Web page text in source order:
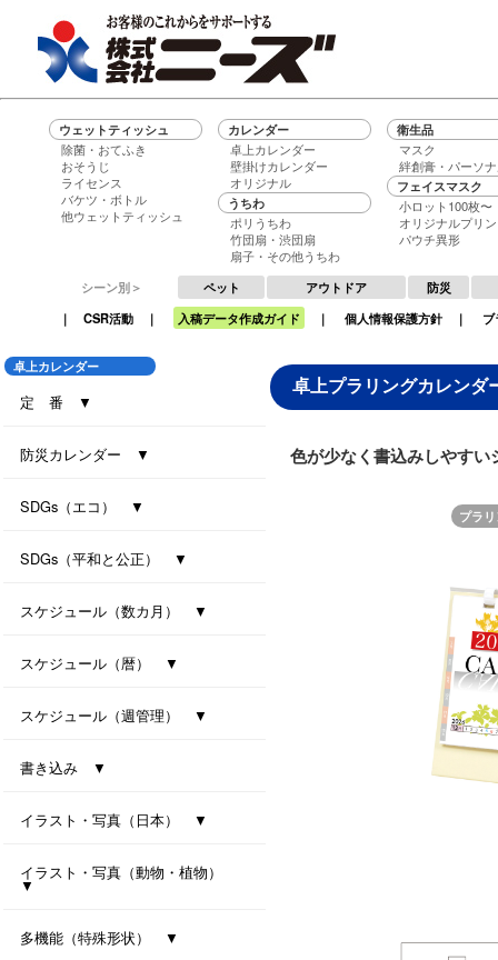
ウェットティッシュ
除菌・おてふき
おそうじ
ライセンス
バケツ・ボトル
他ウェットティッシュ
カレンダー
卓上カレンダー
壁掛けカレンダー
オリジナル
うちわ
ポリうちわ
竹団扇・渋団扇
扇子・その他うちわ
衛生品
マスク
絆創膏・パーソ
フェイスマスク
小ロット100枚〜
オリジナルプリ
パウチ異形
シーン別＞ ペット アウトドア
防災
｜ CSR活動 ｜ 入稿データ作成ガイド ｜ 個人情報保護方針 ｜
卓上カレンダー
定 番 ▼
セブンデイズセブンカラーズ（大）
セブンデイズセブンカラーズ（小）
エコグリーン（大）
エコ ブラウン（大）
エコ ブラウン（小）
セブンデイズセブンカラーズ（eco7）
インデックス・セブンカラーズ (All eco)
インデックス・セブンカラーズ
防災カレンダー ▼
SDGs（エコ） ▼
ｾﾊﾟﾚｰﾄ・ﾂｰﾏﾝｽ・7ｶﾗｰｽﾞ(All eco)
シンプル・セブンカラーズ (All eco)
種付き卓上カレンダー(ﾊﾞｼﾞﾙ)
種付き卓上カレンダー(ｸﾛｰﾊﾞｰ)
SDGs（平和と公正） ▼
卓上カレンダー Orizuru-smart-
スケジュール（数カ月） ▼
オールウェイズ･3マンス･7カラーズ
干支カレンダー（午）(All eco)
スリーマンスセブンカラーズ
スケジュール（暦） ▼
シンプルデイス（六曜なし）
スケジュール（週管理） ▼
月の満ち欠けと潮回り
インデックス・モノクロ
マンデースタート ビジネス
卓上シックスウィークス
書き込み ▼
ワークライフ・セブンカラーズ
卓上プラリングカレンダー（小）
卓上プラリングカレンダー（大）
イラスト・写真（日本） ▼
東海道五拾三次（週めくり）
卓上ｼﾞｬﾊﾟﾝｶﾗｰｲﾝﾃﾞｯｸｽ
イラスト・写真（動物・植物）
▼
ボタニカル 2027
ラブリーフレンズ（犬・猫）
カノン（花音）
多機能（特殊形状） ▼
卓上プラリングカレンダ
色が少なく書込みしやすい
プラ